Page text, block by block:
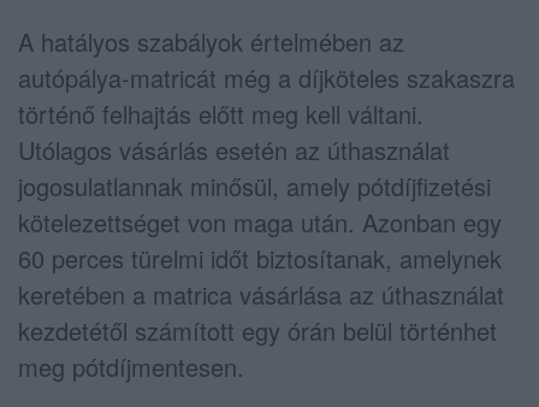
A hatályos szabályok értelmében az
autópálya-matricát még a díjköteles szakaszra
történő felhajtás előtt meg kell váltani.
Utólagos vásárlás esetén az úthasználat
jogosulatlannak minősül, amely pótdíjfizetési
kötelezettséget von maga után. Azonban egy
60 perces türelmi időt biztosítanak, amelynek
keretében a matrica vásárlása az úthasználat
kezdetétől számított egy órán belül történhet
meg pótdíjmentesen.